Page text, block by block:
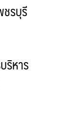
รบุรี
ริหาร